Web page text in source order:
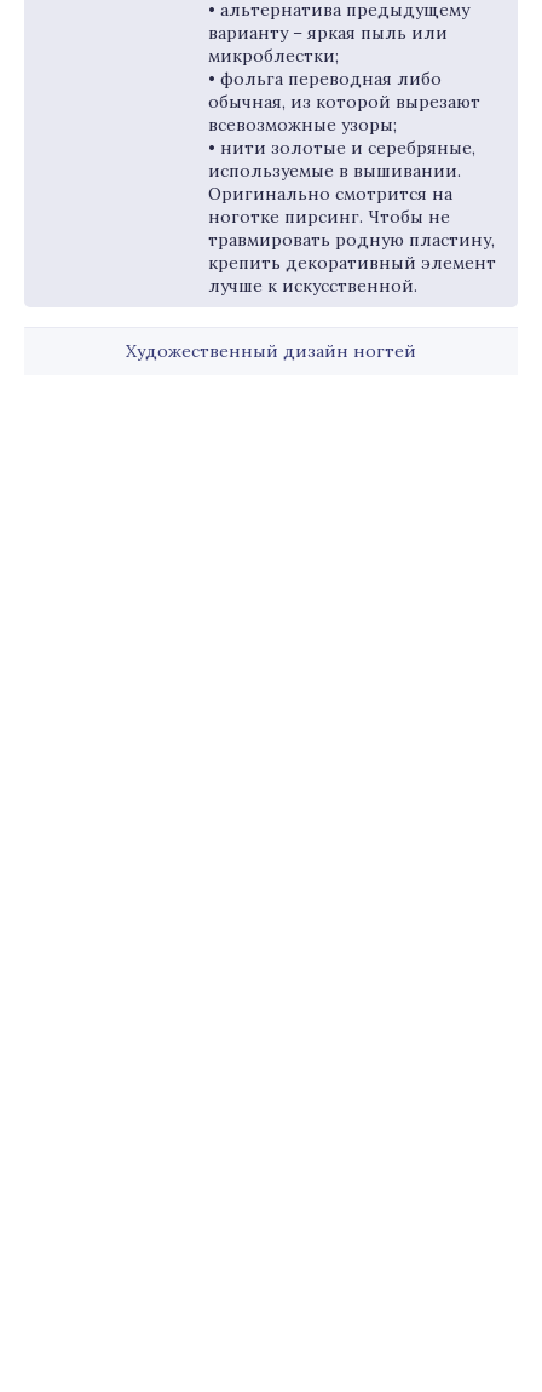
• альтернатива предыдущему
варианту – яркая пыль или
микроблестки;
• фольга переводная либо
обычная, из которой вырезают
всевозможные узоры;
• нити золотые и серебряные,
используемые в вышивании.
Оригинально смотрится на
ноготке пирсинг. Чтобы не
травмировать родную пластину,
крепить декоративный элемент
лучше к искусственной.
Художественный дизайн ногтей